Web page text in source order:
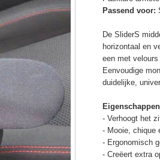
Passend voor:
De SliderS
horizontaal en
een met velours
Eenvoudige
duidelijke,
- Verhoogt het
- Mooie, chique
- Ergonomisch
- Creëert extra